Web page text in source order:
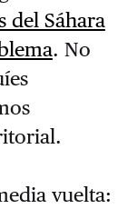
del Sáhara
. No
vuelta: